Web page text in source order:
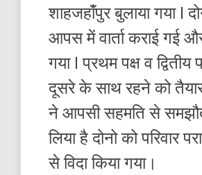
शाहजहांँपुर बुलाया गया I
आपस में वार्ता कराई गई
गया I प्रथम पक्ष व द्वितीय
दूसरे के साथ रहने को
ने आपसी सहमति से
लिया है दोनो को परिवार
से विदा किया गया।